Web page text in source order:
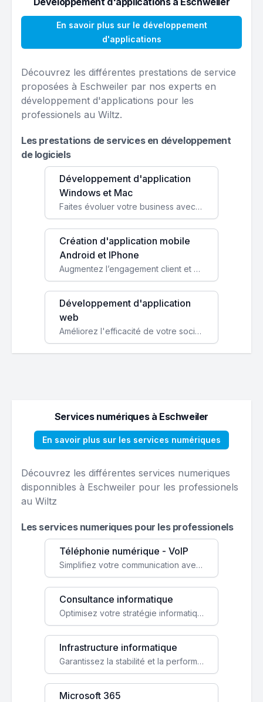
En savoir plus sur le développement
d'applications
Découvrez les différentes prestations de service
proposées à Eschweiler par nos experts en
développement d'applications pour les
professionels au Wiltz.
Les prestations de services en développement
de logiciels
Développement d'application
Windows et Mac
Faites évoluer votre business avec des solutions logicielles personnalisées, parfaitement adaptées à vos besoins spécifiques.
Création d'application mobile
Android et IPhone
Augmentez l’engagement client et simplifiez vos processus avec une application mobile sur mesure, disponible sur iOS et Android.
Développement d'application
web
Améliorez l'efficacité de votre société avec une application web personnalisée accessible partout et tout le temps.
Services numériques à Eschweiler
En savoir plus sur les services numériques
Découvrez les différentes services numeriques
disponnibles à Eschweiler pour les professionels
au Wiltz
Les services numeriques pour les professionels
Téléphonie numérique - VoIP
Simplifiez votre communication avec une solution VoIP flexible, économique et adaptée à vos besoins professionnels.
Consultance informatique
Optimisez votre stratégie informatique avec l'expertise de nos consultants pour améliorer votre efficacité et sécurité.
Infrastructure informatique
Garantissez la stabilité et la performance de votre entreprise avec une infrastructure IT sécurisée et évolutive.
Microsoft 365